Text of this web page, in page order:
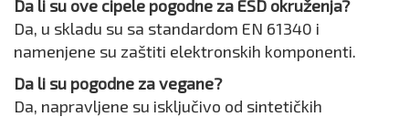
Da li su ove cipele pogodne za ESD okruženja?
Da, u skladu su sa standardom EN 61340 i
namenjene su zaštiti elektronskih komponenti.
Da li su pogodne za vegane?
Da, napravljene su isključivo od sintetičkih